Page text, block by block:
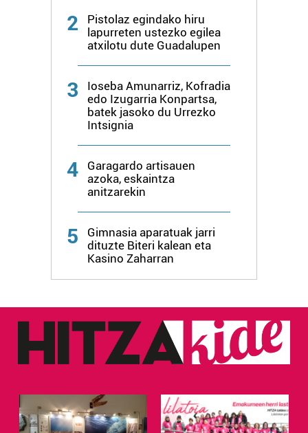
2
Pistolaz egindako hiru
lapurreten ustezko egilea
atxilotu dute Guadalupen
3
Ioseba Amunarriz, Kofradia
edo Izugarria Konpartsa,
batek jasoko du Urrezko
Intsignia
4
Garagardo artisauen
azoka, eskaintza
anitzarekin
5
Gimnasia aparatuak jarri
dituzte Biteri kalean eta
Kasino Zaharran